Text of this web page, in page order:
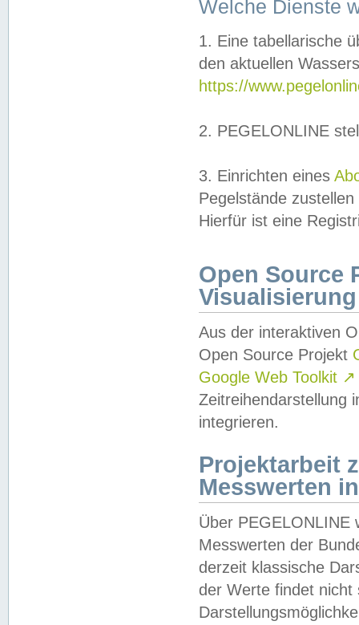
Welche Dienste
1. Eine tabellarische
den aktuellen
https://
2. PEGELONLINE
3. Einrichten eines
Pegelstände
Hierfür ist eine
Open Source
Visualisierung
Aus der interaktiven
Open Source Projekt
Google Web Toolkit ↗
Zeitreihendarstellung
integrieren.
Projektarbeit
Messwerten
Über PEGELONLINE
Messwerten der
derzeit klassische
der Werte findet